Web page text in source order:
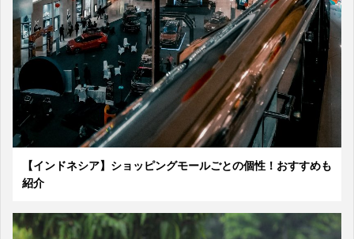
【インドネシア】ショッピングモールごとの個性！おすすめも
紹介